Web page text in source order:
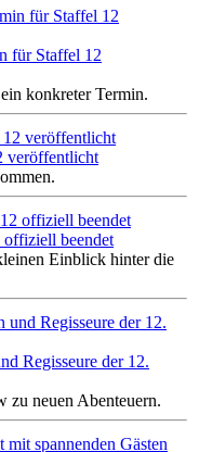
für Staffel 12
konkreter Termin.
veröffentlicht
beendet
Einblick hinter die
Regisseure der 12.
zu neuen Abenteuern.